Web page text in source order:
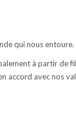
qui nous entoure.
à partir de
accord avec nos